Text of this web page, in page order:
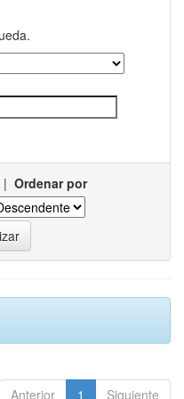
| Ordenar por
Anterior 1 Siguiente